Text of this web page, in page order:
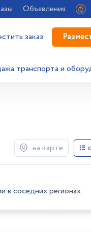
Объявления
заказ
транспорта и
на карте
в соседних регионах